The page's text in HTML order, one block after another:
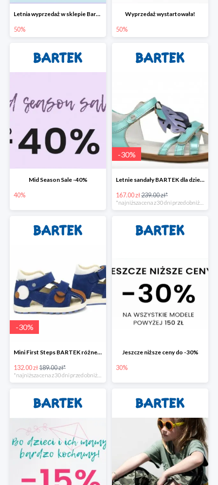
Letnia wyprzedaż w sklepie Bartek do -50%
50%
Wyprzedaż wystartowała!
50%
Mid Season Sale -40%
40%
-30%
Letnie sandały BARTEK dla dziewcząt
167.00 zł239.00 zł*
-30%
Mini First Steps BARTEK różne kolory
132.00 zł189.00 zł*
*najniższa cena z 30 dni przed obniżką
Jeszcze niższe ceny do -30%
30%